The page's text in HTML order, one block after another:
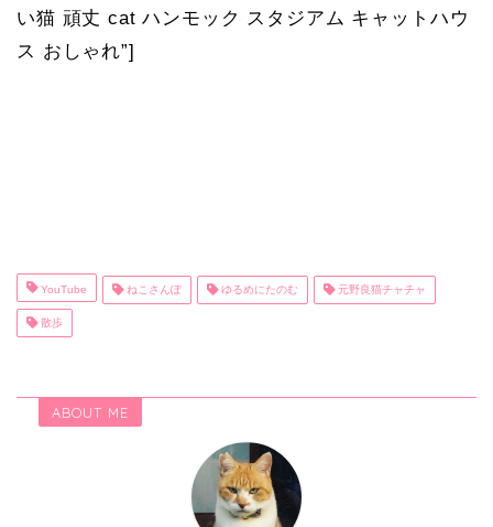
い猫 頑丈 cat ハンモック スタジアム キャットハウ
ス おしゃれ”]
YouTube ねこさんぽ ゆるめにたのむ 元野良猫チャチャ
散歩
ABOUT ME